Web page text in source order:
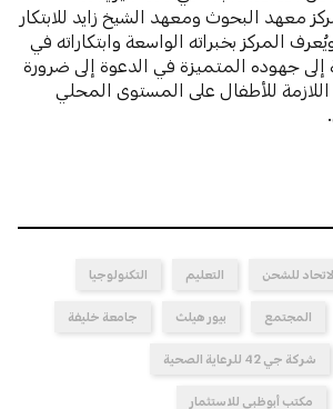
معهد البحوث ومعهد الشيخ زايد للابتكار
المركز بخبراته الواسعة وابتكاراته في
إلى جهوده المتميزة في الدعوة إلى ضرورة
اللازمة للأطفال على المستوى المحلي
للشحن التعليم التكنولوجيا
المجتمع بيور هيلث جامعة خليفة
شركة جي 42 للرعاية الصحية
مكتب أبوظبي للاستثمار